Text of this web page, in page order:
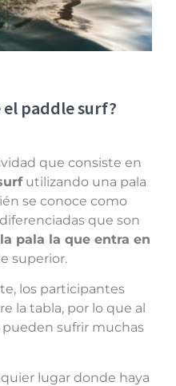
el paddle surf?
que consiste en
utilizando una pala
se conoce como
que son
la pala la que entra en
superior.
los participantes
la tabla, por lo que al
sufrir muchas
lugar donde haya